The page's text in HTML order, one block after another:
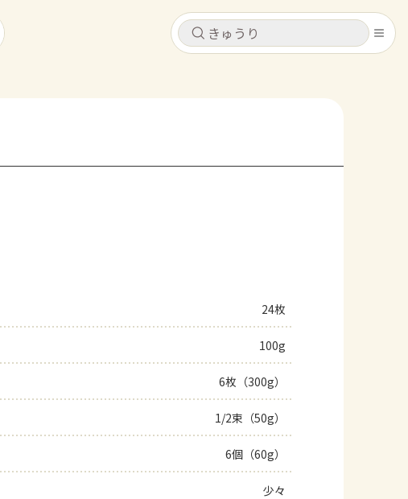
キャンセル
よくあるお問い合わせ
お買い物
キャンセル
24枚
100g
6枚（300g）
1/2束（50g）
6個（60g）
少々